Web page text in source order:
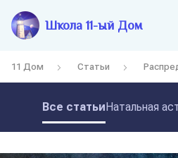
Школа 11-ый Дом
11 Дом Статьи
Все статьиНатальная